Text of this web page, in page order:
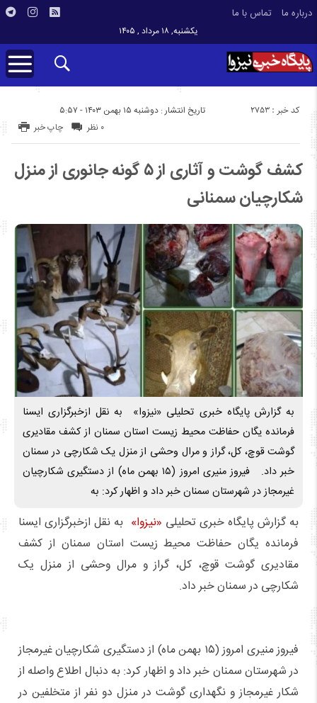
درباره ما تماس با ما
یکشنبه, ۱۸ مرداد , ۱۴۰۵
تاریخ انتشار : دوشنبه ۱۵ بهمن ۱۴۰۳ - ۵:۵۷ کد خبر : 2753
چاپ خبر ۰ نظر
کشف گوشت و آثاری از ۵ گونه جانوری از منزل
شکارچیان سمنانی
به گزارش پایگاه خبری تحلیلی «نیزوا» به نقل ازخبرگزاری ایسنا
فرمانده یگان حفاظت محیط زیست استان سمنان از کشف مقادیری
گوشت قوچ، کل، گراز و مرال وحشی از منزل یک شکارچی در سمنان
خبر داد. فیروز منیری امروز (۱۵ بهمن ماه) از دستگیری شکارچیان
غیرمجاز در شهرستان سمنان خبر داد و اظهار کرد: به
به گزارش پایگاه خبری تحلیلی «نیزوا» به نقل ازخبرگزاری ایسنا
فرمانده یگان حفاظت محیط زیست استان سمنان از کشف
مقادیری گوشت قوچ، کل، گراز و مرال وحشی از منزل یک
شکارچی در سمنان خبر داد.
فیروز منیری امروز (۱۵ بهمن ماه) از دستگیری شکارچیان غیرمجاز
در شهرستان سمنان خبر داد و اظهار کرد: به دنبال اطلاع واصله از
شکار غیرمجاز و نگهداری گوشت در منزل دو نفر از متخلفین در